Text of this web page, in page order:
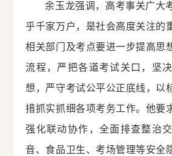
余玉龙强调，高考事关广大
乎千家万户，是社会高度关注的
相关部门及考点要进一步提高思
流程，严把各道考试关口，坚
想，严守考试公平公正底线，以
措抓实抓细各项考务工作。他要
强化联动协作，全面排查整治
音、食品卫生、考场管理等安全